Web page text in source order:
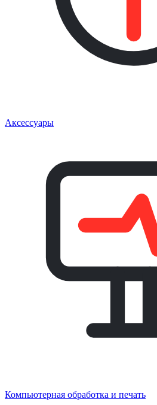
Аксессуары
Компьютерная обработка и печать